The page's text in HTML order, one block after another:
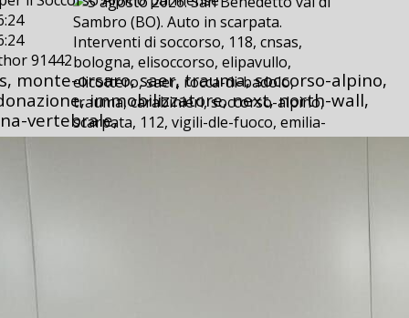
Interventi di soccorso, 118, cnsas,
bologna, elisoccorso, elipavullo,
elicottero, saer, rocca-di-badolo,
trauma, carabinieri, soccorso-alpino,
scarpata, 112, vigili-dle-fuoco, emilia-
est, san-benedetto, val-di-sambro,
91442
monte-orsaro, saer, trauma, soccorso-alpino,
immobilizzatore, next, north-wall,
vertebrale,